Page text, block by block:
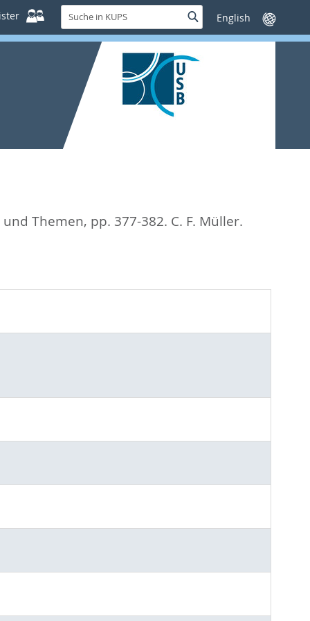
Suche
in
KUPS
SucheSprache
wechseln
Themen, pp. 377-382. C. F. Müller.